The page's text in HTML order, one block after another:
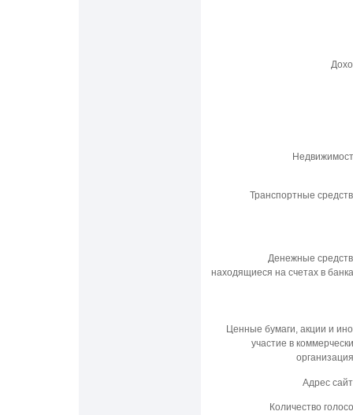
Транспортные
Денежные
находящиеся на счетах в
Ценные бумаги, акции и
участие в
Адрес
Количество